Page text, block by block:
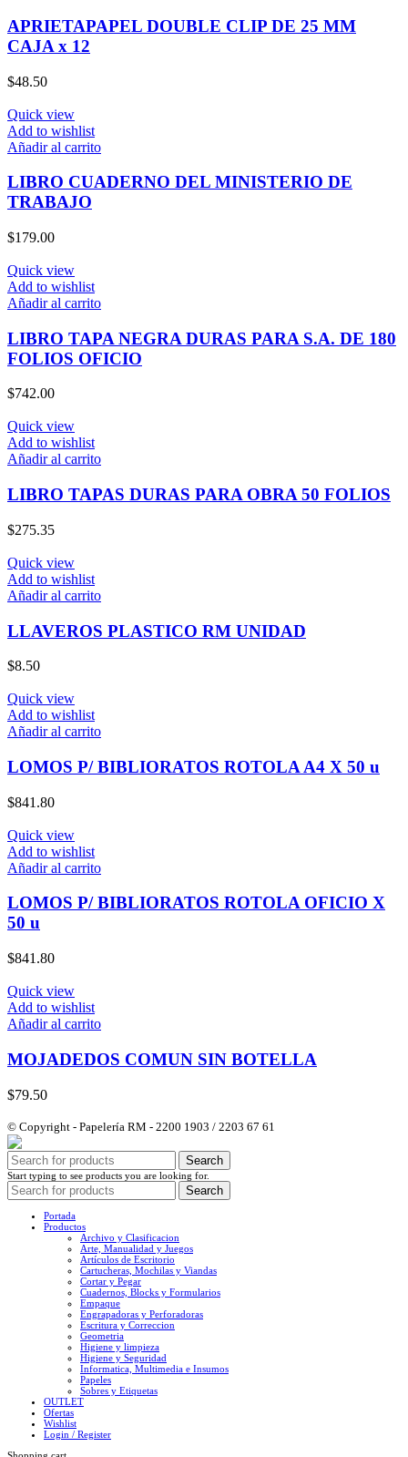
APRIETAPAPEL DOUBLE CLIP DE 25 MM
CAJA x 12
$48.50
Quick view
Add to wishlist
Añadir al carrito
LIBRO CUADERNO DEL MINISTERIO DE
TRABAJO
$179.00
Quick view
Add to wishlist
Añadir al carrito
LIBRO TAPA NEGRA DURAS PARA S.A. DE 180
FOLIOS OFICIO
$742.00
Quick view
Add to wishlist
Añadir al carrito
LIBRO TAPAS DURAS PARA OBRA 50 FOLIOS
$275.35
Quick view
Add to wishlist
Añadir al carrito
LLAVEROS PLASTICO RM UNIDAD
$8.50
Quick view
Add to wishlist
Añadir al carrito
LOMOS P/ BIBLIORATOS ROTOLA A4 X 50 u
$841.80
Quick view
Add to wishlist
Añadir al carrito
LOMOS P/ BIBLIORATOS ROTOLA OFICIO X
50 u
$841.80
Quick view
Add to wishlist
Añadir al carrito
MOJADEDOS COMUN SIN BOTELLA
$79.50
© Copyright - Papelería RM - 2200 1903 / 2203 67 61
Search
Start typing to see products you are looking for.
Search
Portada
Productos
Archivo y Clasificacion
Arte, Manualidad y Juegos
Artículos de Escritorio
Cartucheras, Mochilas y Viandas
Cortar y Pegar
Cuadernos, Blocks y Formularios
Empaque
Engrapadoras y Perforadoras
Escritura y Correccion
Geometria
Higiene y limpieza
Higiene y Seguridad
Informatica, Multimedia e Insumos
Papeles
Sobres y Etiquetas
OUTLET
Ofertas
Wishlist
Login / Register